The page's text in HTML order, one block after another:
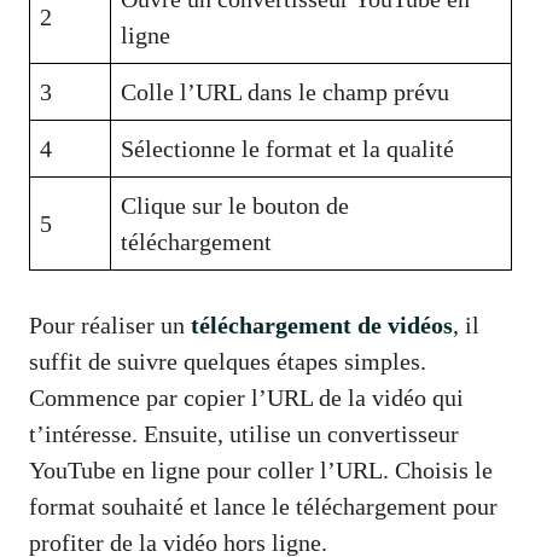
2
ligne
3 Colle l’URL dans le champ prévu
4 Sélectionne le format et la qualité
5
Clique sur le bouton de
téléchargement
Pour réaliser un téléchargement de vidéos, il
suffit de suivre quelques étapes simples.
Commence par copier l’URL de la vidéo qui
t’intéresse. Ensuite, utilise un convertisseur
YouTube en ligne pour coller l’URL. Choisis le
format souhaité et lance le téléchargement pour
profiter de la vidéo hors ligne.